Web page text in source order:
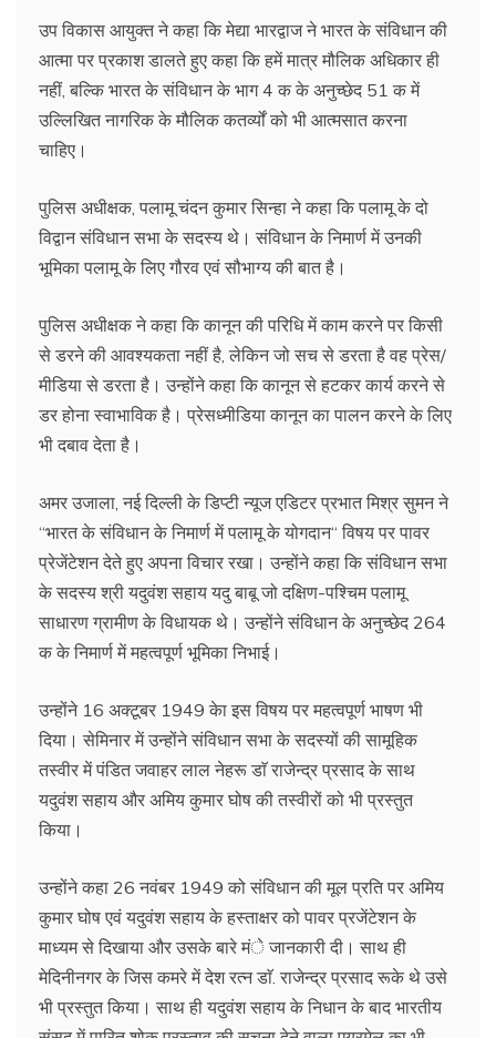
उप विकास आयुक्त ने कहा कि मेद्या भारद्वाज ने भारत के संविधान की
आत्मा पर प्रकाश डालते हुए कहा कि हमें मात्र मौलिक अधिकार ही
नहीं, बल्कि भारत के संविधान के भाग 4 क के अनुच्छेद 51 क में
उल्लिखित नागरिक के मौलिक कतर्व्यों को भी आत्मसात करना
चाहिए।
पुलिस अधीक्षक, पलामू चंदन कुमार सिन्हा ने कहा कि पलामू के दो
विद्वान संविधान सभा के सदस्य थे। संविधान के निमार्ण में उनकी
भूमिका पलामू के लिए गौरव एवं सौभाग्य की बात है।
पुलिस अधीक्षक ने कहा कि कानून की परिधि में काम करने पर किसी
से डरने की आवश्यकता नहीं है, लेकिन जो सच से डरता है वह प्रेस/
मीडिया से डरता है। उन्होंने कहा कि कानून से हटकर कार्य करने से
डर होना स्वाभाविक है। प्रेसध्मीडिया कानून का पालन करने के लिए
भी दबाव देता है।
अमर उजाला, नई दिल्ली के डिप्टी न्यूज एडिटर प्रभात मिश्र सुमन ने
‘‘भारत के संविधान के निमार्ण में पलामू के योगदान‘‘ विषय पर पावर
प्रेजेंटेशन देते हुए अपना विचार रखा। उन्होंने कहा कि संविधान सभा
के सदस्य श्री यदुवंश सहाय यदु बाबू जो दक्षिण-पश्चिम पलामू
साधारण ग्रामीण के विधायक थे। उन्होंने संविधान के अनुच्छेद 264
क के निमार्ण में महत्वपूर्ण भूमिका निभाई।
उन्होंने 16 अक्टूबर 1949 केा इस विषय पर महत्वपूर्ण भाषण भी
दिया। सेमिनार में उन्होंने संविधान सभा के सदस्यों की सामूहिक
तस्वीर में पंडित जवाहर लाल नेहरू डाॅ राजेन्द्र प्रसाद के साथ
यदुवंश सहाय और अमिय कुमार घोष की तस्वीरों को भी प्रस्तुत
किया।
उन्होंने कहा 26 नवंबर 1949 को संविधान की मूल प्रति पर अमिय
कुमार घोष एवं यदुवंश सहाय के हस्ताक्षर को पावर प्रजेंटेशन के
माध्यम से दिखाया और उसके बारे मंे जानकारी दी। साथ ही
मेदिनीनगर के जिस कमरे में देश रत्न डाॅ. राजेन्द्र प्रसाद रूके थे उसे
भी प्रस्तुत किया। साथ ही यदुवंश सहाय के निधान के बाद भारतीय